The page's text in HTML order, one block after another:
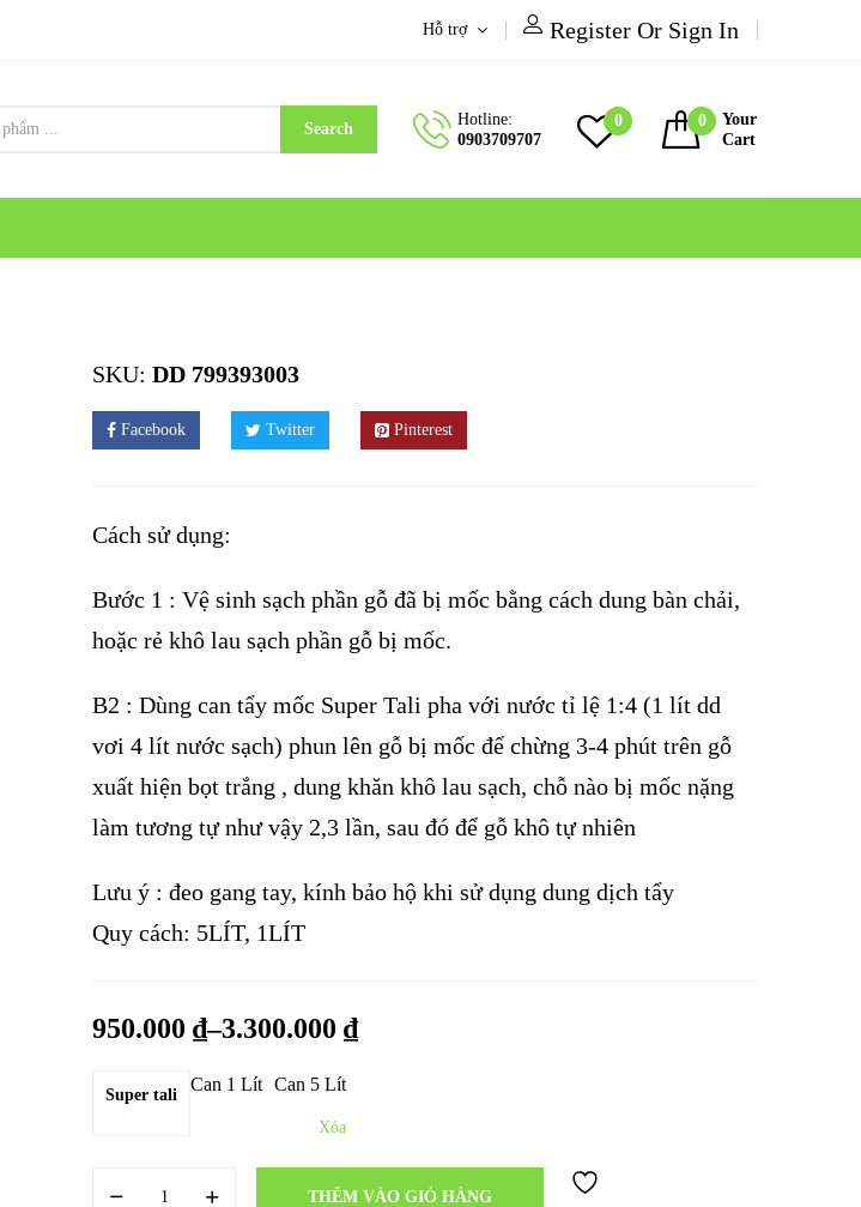
Hỗ trợ Register Or Sign In
Search
Hotline:
0903709707
0 0
Your
Cart
SKU: DD 799393003
Facebook Twitter Pinterest
Cách sử dụng:
Bước 1 : Vệ sinh sạch phần gỗ đã bị mốc bằng cách dung bàn chải,
hoặc rẻ khô lau sạch phần gỗ bị mốc.
B2 : Dùng can tẩy mốc Super Tali pha với nước tỉ lệ 1:4 (1 lít dd
vơi 4 lít nước sạch) phun lên gỗ bị mốc để chừng 3-4 phút trên gỗ
xuất hiện bọt trắng , dung khăn khô lau sạch, chỗ nào bị mốc nặng
làm tương tự như vậy 2,3 lần, sau đó để gỗ khô tự nhiên
Lưu ý : đeo gang tay, kính bảo hộ khi sử dụng dung dịch tẩy
Quy cách: 5LÍT, 1LÍT
950.000 ₫–3.300.000 ₫
Super tali
Can 1 Lít Can 5 Lít
Xóa
THÊM VÀO GIỎ HÀNG